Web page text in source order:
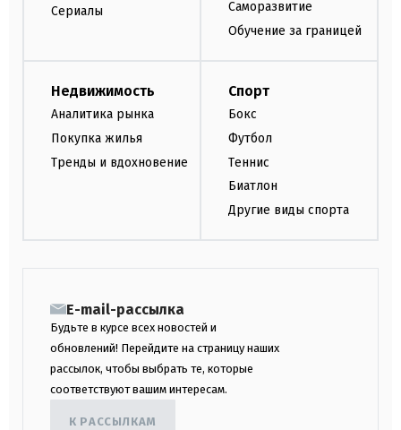
Сериалы
Саморазвитие
Обучение за границей
Недвижимость
Аналитика рынка
Покупка жилья
Тренды и вдохновение
Спорт
Бокс
Футбол
Теннис
Биатлон
Другие виды спорта
E-mail-рассылка
Будьте в курсе всех новостей и
обновлений! Перейдите на страницу наших
рассылок, чтобы выбрать те, которые
соответствуют вашим интересам.
К РАССЫЛКАМ